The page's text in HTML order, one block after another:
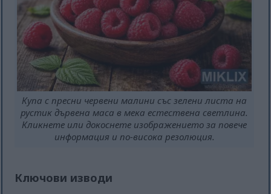
Купа с пресни червени малини със зелени листа на
рустик дървена маса в мека естествена светлина.
Кликнете или докоснете изображението за повече
информация и по-висока резолюция.
Ключови изводи